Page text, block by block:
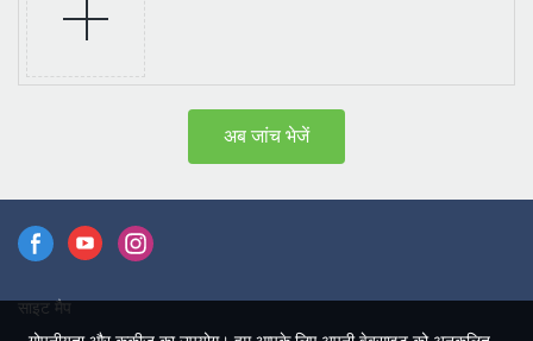
अब जांच भेजें
साइट मैप